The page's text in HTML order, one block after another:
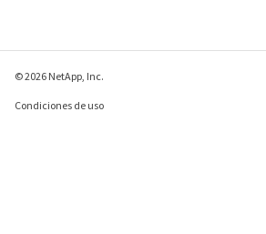
© 2026 NetApp, Inc.
Condiciones de uso